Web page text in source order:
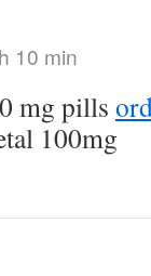
10 min
mg pills
100mg